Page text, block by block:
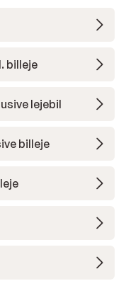
billeje
lejebil
billeje